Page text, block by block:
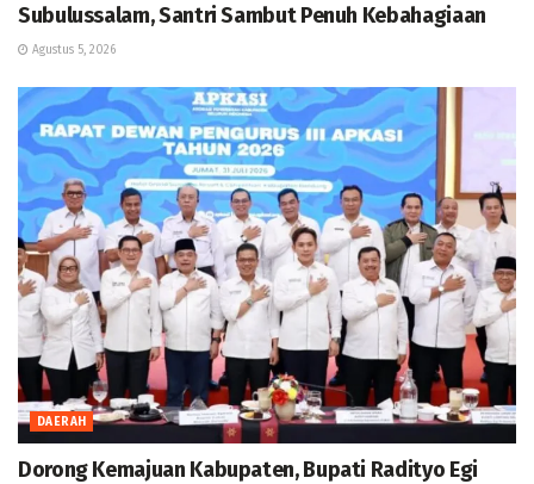
Subulussalam, Santri Sambut Penuh Kebahagiaan
Agustus 5, 2026
DAERAH
Dorong Kemajuan Kabupaten, Bupati Radityo Egi